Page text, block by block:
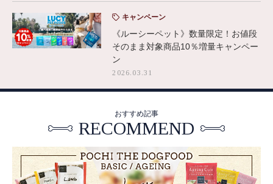
キャンペーン
《ルーシーペット》数量限定！お値段
そのまま対象商品10％増量キャンペー
ン
2026.03.31
おすすめ記事
RECOMMEND